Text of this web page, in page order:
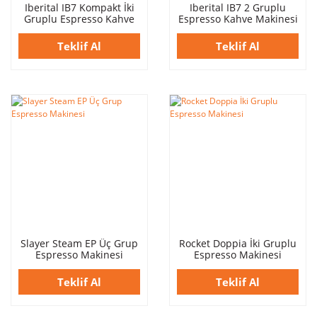
Iberital IB7 Kompakt İki
Gruplu Espresso Kahve
Makinesi Siyah
Teklif Al
Iberital IB7 2 Gruplu
Espresso Kahve Makinesi
Siyah
Teklif Al
Slayer Steam EP Üç Grup
Espresso Makinesi
Teklif Al
Rocket Doppia İki Gruplu
Espresso Makinesi
Teklif Al